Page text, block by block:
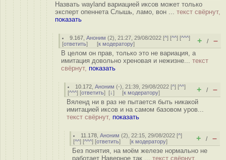
Назвать wayland вариацией иксов может только
эксперт опеннета Слышь, ламо, вон ... текст свёрнут,
показать
9.167 ,Аноним (2), 21:27, 29/08/2022 [^] [^^] [^^^]
[ответить] [к модератору] + / –
В целом он прав, только это не вариация, а
имитация довольно хреновая и нежизне... текст
свёрнут, показать
10.172 ,Аноним (-), 21:39, 29/08/2022 [^] [^^]
[^^^] [ответить] [↓] [к модератору] + / –
Вяленд ни в раз не пытается быть никакой
имитацией иксов и на самом базовом уров...
текст свёрнут, показать
11.178 ,Аноним (2), 22:15, 29/08/2022 [^]
[^^] [^^^] [ответить] [к модератору] + / –
Без понятия, на моём железе нормально не
работает Наверное так ... текст свёрнут,